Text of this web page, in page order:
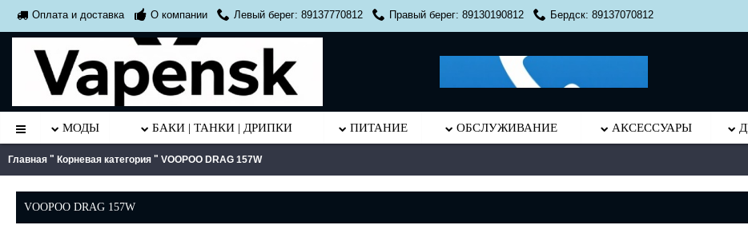
Оплата и доставка О компании Левый берег: 89137770812 Правый берег: 89130190812 Бердск: 89137070812
МОДЫ БАКИ | ТАНКИ | ДРИПКИ ПИТАНИЕ ОБСЛУЖИВАНИЕ АКСЕССУАРЫ
Главная " Корневая категория " VOOPOO DRAG 157W
VOOPOO DRAG 157W